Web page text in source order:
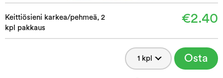
Keittiösieni karkea/pehmeä, 2
kpl pakkaus
€2.40
Osta